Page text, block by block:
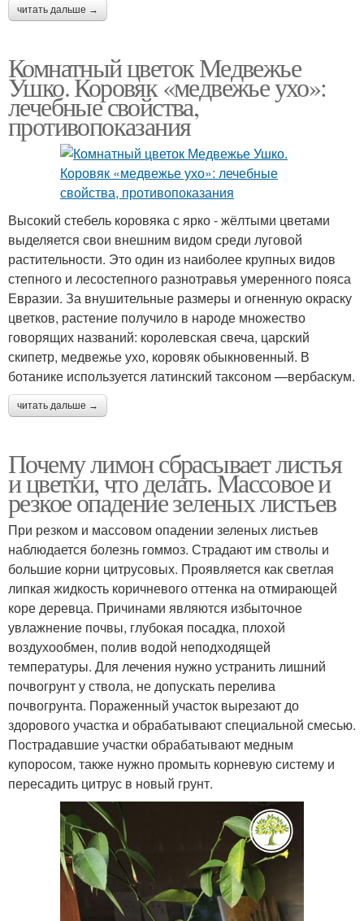
читать дальше →
Комнатный цветок Медвежье
Ушко. Коровяк «медвежье ухо»:
лечебные свойства,
противопоказания
Высокий стебель коровяка с ярко - жёлтыми цветами
выделяется свои внешним видом среди луговой
растительности. Это один из наиболее крупных видов
степного и лесостепного разнотравья умеренного пояса
Евразии. За внушительные размеры и огненную окраску
цветков, растение получило в народе множество
говорящих названий: королевская свеча, царский
скипетр, медвежье ухо, коровяк обыкновенный. В
ботанике используется латинский таксоном —вербаскум.
читать дальше →
Почему лимон сбрасывает листья
и цветки, что делать. Массовое и
резкое опадение зеленых листьев
При резком и массовом опадении зеленых листьев
наблюдается болезнь гоммоз. Страдают им стволы и
большие корни цитрусовых. Проявляется как светлая
липкая жидкость коричневого оттенка на отмирающей
коре деревца. Причинами являются избыточное
увлажнение почвы, глубокая посадка, плохой
воздухообмен, полив водой неподходящей
температуры. Для лечения нужно устранить лишний
почвогрунт у ствола, не допускать перелива
почвогрунта. Пораженный участок вырезают до
здорового участка и обрабатывают специальной смесью.
Пострадавшие участки обрабатывают медным
купоросом, также нужно промыть корневую систему и
пересадить цитрус в новый грунт.